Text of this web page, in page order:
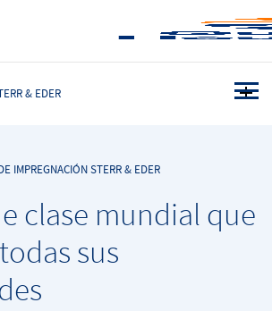
& EDER
IMPREGNACIÓN STERR & EDER
clase mundial que
sus